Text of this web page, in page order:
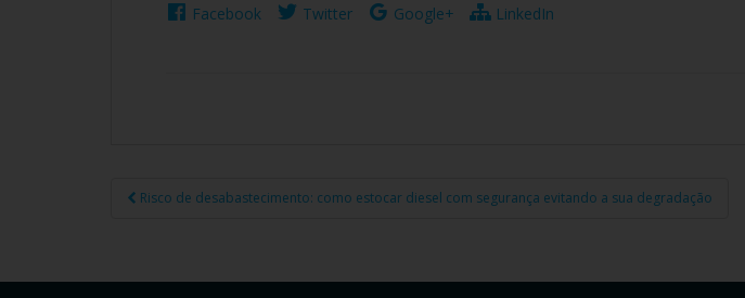
Facebook
Twitter Google+ LinkedIn
Navegação de Post
Risco de desabastecimento: como estocar diesel com segurança evitando a sua degradação